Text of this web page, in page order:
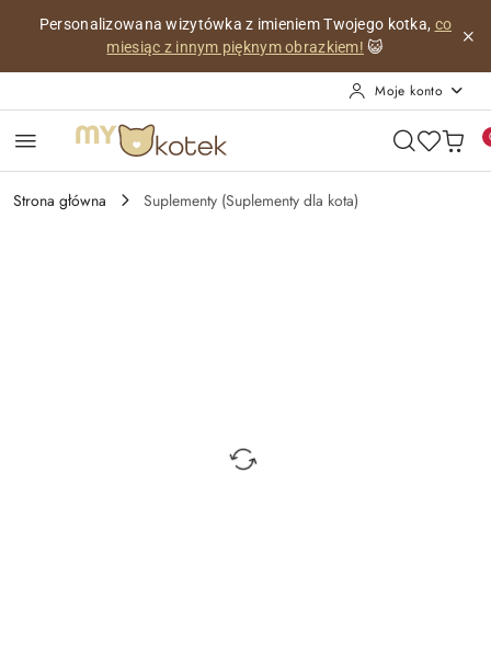
Przejdź do treści głównej
Przejdź do wyszukiwarki
Przejdź do moje konto
Przejdź do menu głównego
Przejdź do opisu produktu
Przejdź do stopki
Personalizowana wizytówka z imieniem Twojego kotka, co
miesiąc z innym pięknym obrazkiem! 😺
Moje konto
Strona główna Suplementy (Suplementy dla kota)